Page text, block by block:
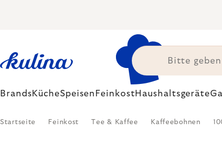
Brands KücheSpeisen FeinkostHaushaltsgeräte
Startseite Feinkost Tee & Kaffee Kaffeebohnen